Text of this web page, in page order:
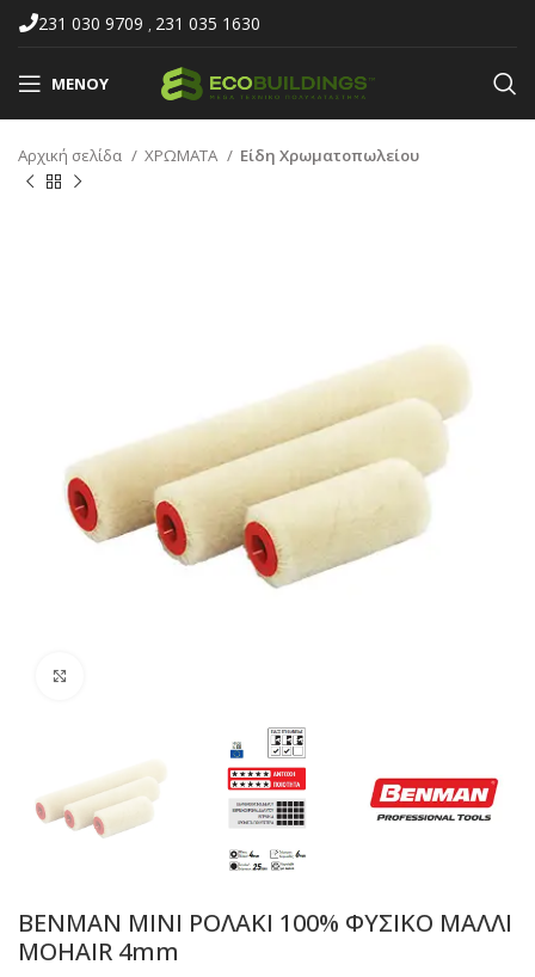
231 030 9709 , 231 035 1630
ΜΕΝΟΎ
Αρχική σελίδα ΧΡΩΜΑΤΑ Είδη Χρωματοπωλείου
BENMAN MINI ΡΟΛΑΚΙ 100% ΦΥΣΙΚΟ ΜΑΛΛΙ
MOHAIR 4mm